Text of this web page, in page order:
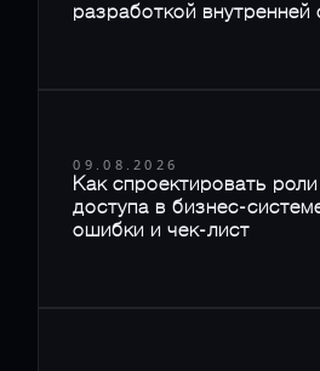
разработкой внутренней
09.08.2026
Как спроектировать
доступа в бизнес-
ошибки и чек-лист